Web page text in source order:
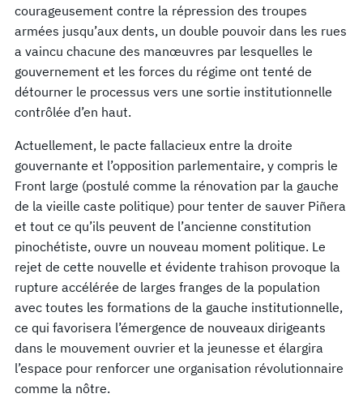
courageusement contre la répression des troupes
armées jusqu’aux dents, un double pouvoir dans les rues
a vaincu chacune des manœuvres par lesquelles le
gouvernement et les forces du régime ont tenté de
détourner le processus vers une sortie institutionnelle
contrôlée d’en haut.
Actuellement, le pacte fallacieux entre la droite
gouvernante et l’opposition parlementaire, y compris le
Front large (postulé comme la rénovation par la gauche
de la vieille caste politique) pour tenter de sauver Piñera
et tout ce qu’ils peuvent de l’ancienne constitution
pinochétiste, ouvre un nouveau moment politique. Le
rejet de cette nouvelle et évidente trahison provoque la
rupture accélérée de larges franges de la population
avec toutes les formations de la gauche institutionnelle,
ce qui favorisera l’émergence de nouveaux dirigeants
dans le mouvement ouvrier et la jeunesse et élargira
l’espace pour renforcer une organisation révolutionnaire
comme la nôtre.